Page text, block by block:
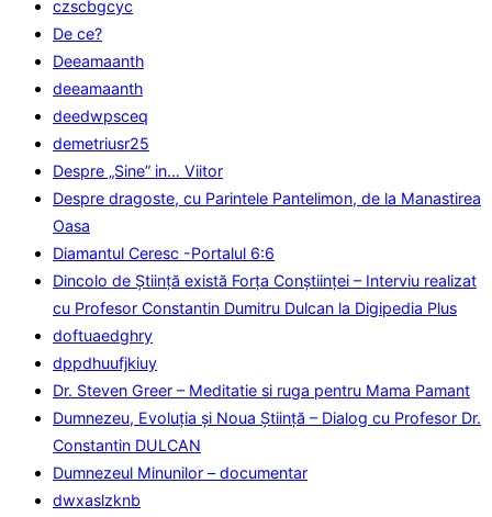
czscbgcyc
De ce?
Deeamaanth
deeamaanth
deedwpsceq
demetriusr25
Despre „Sine” in… Viitor
Despre dragoste, cu Parintele Pantelimon, de la Manastirea
Oasa
Diamantul Ceresc -Portalul 6:6
Dincolo de Știință există Forța Conștiinței – Interviu realizat
cu Profesor Constantin Dumitru Dulcan la Digipedia Plus
doftuaedghry
dppdhuufjkiuy
Dr. Steven Greer – Meditatie si ruga pentru Mama Pamant
Dumnezeu, Evoluţia şi Noua Ştiinţă – Dialog cu Profesor Dr.
Constantin DULCAN
Dumnezeul Minunilor – documentar
dwxaslzknb